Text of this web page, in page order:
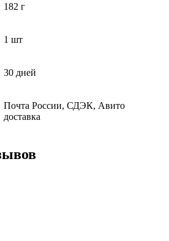
182 г
1 шт
30 дней
Почта России, СДЭК, Авито
доставка